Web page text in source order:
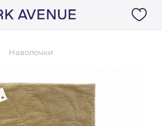
Наволочки